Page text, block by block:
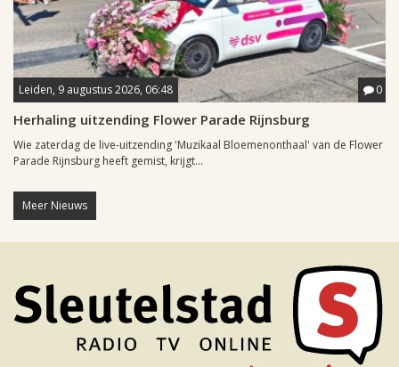
Leiden, 9 augustus 2026, 06:48 0
Herhaling uitzending Flower Parade Rijnsburg
Wie zaterdag de live-uitzending 'Muzikaal Bloemenonthaal' van de Flower
Parade Rijnsburg heeft gemist, krijgt...
Meer Nieuws